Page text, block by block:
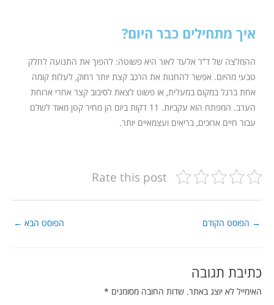
איך מתחילים כבר היום?
ההמלצה של ד”ר אלעד לאור היא פשוטה: להפוך את התנועה לחלק
טבעי מהיום. אפשר להחנות את הרכב קצת יותר רחוק, לעלות קומה
אחת ברגל במקום במעלית, או פשוט לצאת לסיבוב קצר אחרי ארוחת
הערב. המפתח הוא עקביות. 11 דקות ביום הן מחיר קטן מאוד לשלם
עבור חיים ארוכים, בריאים ועצמאיים יותר.
Rate this post
→ הפוסט הקודם הפוסט הבא ←
כתיבת תגובה
האימייל לא יוצג באתר. שדות החובה מסומנים *